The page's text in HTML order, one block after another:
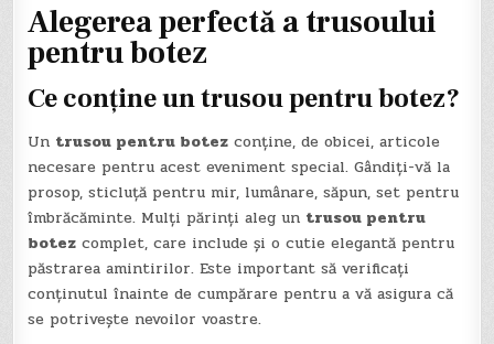
Alegerea perfectă atrusoului
pentru botez
Ce conține untrusou pentru botez?
Un trusou pentru botez conține, de obicei, articole
necesare pentru acest eveniment special. Gândiți-vă la
prosop, sticluță pentru mir, lumânare, săpun, set pentru
îmbrăcăminte. Mulți părinți aleg un trusou pentru
botez complet, care include și o cutie elegantă pentru
păstrarea amintirilor. Este important să verificați
conținutul înainte de cumpărare pentru a vă asigura că
se potrivește nevoilor voastre.